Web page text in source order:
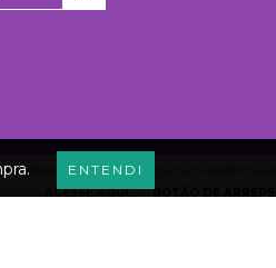
ENTENDI
MORA VERON - 2026. TODOS OS DIREITOS
ACESSE AQUI. / BOTÃO DE